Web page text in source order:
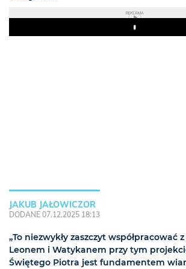
REKLAMA
Play
JAKUB JAŁOWICZOR
DODANE 07.12.2025 18:13
„To niezwykły zaszczyt współpracować
Leonem i Watykanem przy tym
Świętego Piotra jest fundamentem